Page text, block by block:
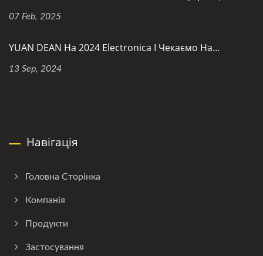
07 Feb, 2025
YUAN DEAN На 2024 Electronica І Чекаємо На...
13 Sep, 2024
Навігація
Головна Сторінка
Компанія
Продукти
Застосування